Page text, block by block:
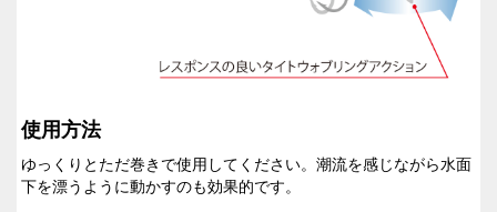
使用方法
ゆっくりとただ巻きで使用してください。潮流を感じながら水面
下を漂うように動かすのも効果的です。